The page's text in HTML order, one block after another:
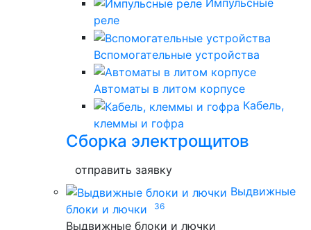
реле
Вспомогательные устройства
Автоматы в литом корпусе
Кабель,
клеммы и гофра
Сборка электрощитов
отправить заявку
Выдвижные
блоки и лючки
36
Выдвижные блоки и лючки